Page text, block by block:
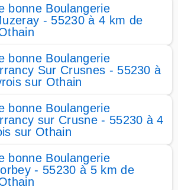
bonne Boulangerie
- 55230 à 4 km de
bonne Boulangerie
Sur Crusnes - 55230 à
sur Othain
bonne Boulangerie
sur Crusne - 55230 à 4
sur Othain
bonne Boulangerie
- 55230 à 5 km de